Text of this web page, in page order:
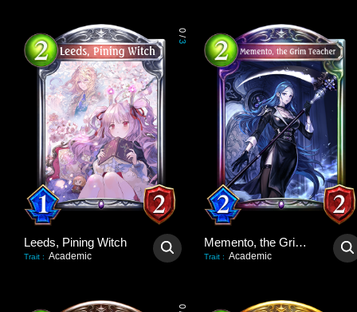
0
/
3
Leeds, Pining Witch
Trait : Academic
Memento, the Grim Teacher
Trait : Academic
0